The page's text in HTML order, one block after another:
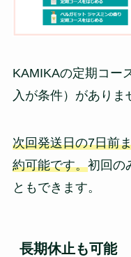
KAMIKAの定期コー
入が条件）がありま
次回発送日の7日前
約可能です。初回の
ともできます。
長期休止も可能